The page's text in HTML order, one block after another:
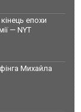
епохи
— NYT
Михайла